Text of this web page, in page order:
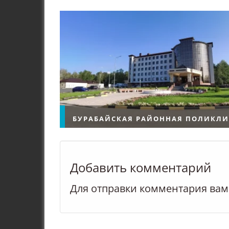
БУРАБАЙСКАЯ РАЙОННАЯ
Щучинск Государственное
коммунальное предприятие на
хозяйственного ведения
Добавить комментарий
Для отправки комментария